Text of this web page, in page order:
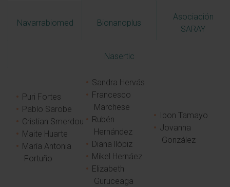
Navarrabiomed Bionanoplus
Asociación
SARAY
Nasertic
Puri Fortes
Pablo Sarobe
Cristian Smerdou
Maite Huarte
María Antonia
Fortuño
Sandra Hervás
Francesco
Marchese
Rubén
Hernández
Diana llópiz
Mikel Hernáez
Elizabeth
Guruceaga
Ibon Tamayo
Jovanna
González